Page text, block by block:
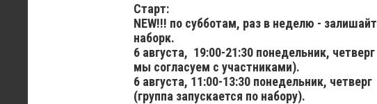
Старт:
NEW!!! по субботам, раз в неделю -
наборк.
6 августа, 19:00-21:30 понедельник,
мы согласуем с участниками).
6 августа, 11:00-13:30 понедельник, четверг
(группа запускается по набору).